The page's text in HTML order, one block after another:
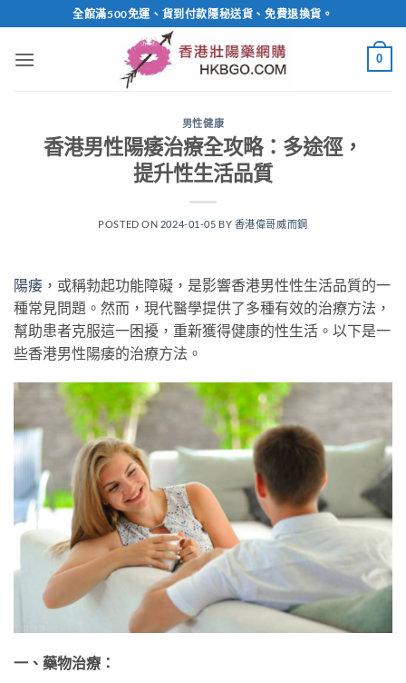
to
content
全館滿500免運、貨到付款隱秘送貨、免費退換貨。
0
男性健康
香港男性陽痿治療全攻略：多途徑，
提升性生活品質
POSTED ON 2024-01-05 BY 香港偉哥威而鋼
陽痿 ，或稱勃起功能障礙，是影響香港男性性生活品質的一
種常見問題。然而，現代醫學提供了多種有效的治療方法，
幫助患者克服這一困擾，重新獲得健康的性生活。以下是一
些香港男性陽痿的治療方法。
一、藥物治療：